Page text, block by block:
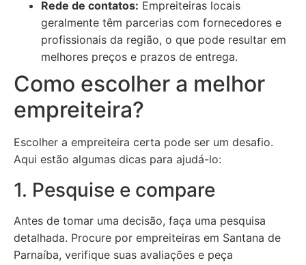
Rede de contatos: Empreiteiras locais
geralmente têm parcerias com fornecedores e
profissionais da região, o que pode resultar em
melhores preços e prazos de entrega.
Como escolher a melhor
empreiteira?
Escolher a empreiteira certa pode ser um desafio.
Aqui estão algumas dicas para ajudá-lo:
1. Pesquise e compare
Antes de tomar uma decisão, faça uma pesquisa
detalhada. Procure por empreiteiras em Santana de
Parnaíba, verifique suas avaliações e peça